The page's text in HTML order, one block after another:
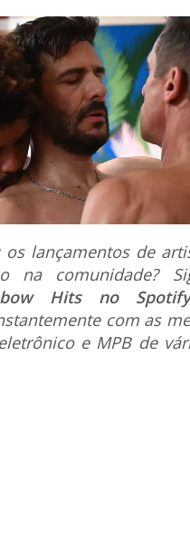
lançamentos de
na comunidade?
Hits no
com as
e MPB de